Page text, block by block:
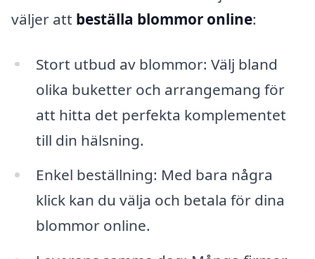
väljer att beställa blommor online:
Stort utbud av blommor: Välj bland
olika buketter och arrangemang för
att hitta det perfekta komplementet
till din hälsning.
Enkel beställning: Med bara några
klick kan du välja och betala för dina
blommor online.